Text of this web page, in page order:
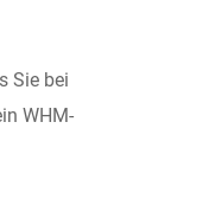
Sie bei
WHM-